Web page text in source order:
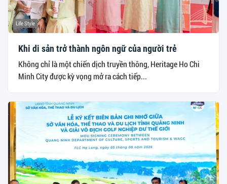
Life Style
Khi di sản trở thành ngôn ngữ của người trẻ
Không chỉ là một chiến dịch truyền thông, Heritage Ho Chi
Minh City được kỳ vọng mở ra cách tiếp...